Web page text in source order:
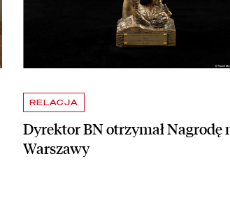
RELACJA
Dyrektor BN otrzymał Nagrodę
Warszawy